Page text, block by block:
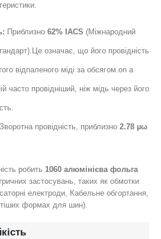
Приблизно 62% IACS (Міжнародний
означає, що його провідність
відпаленого міді за обсягом.on a
часто провідніший, ніж мідь через його
Зворотна провідність, приблизно 2.78 µω
робить 1060 алюмінієва фольга
застосувань, таких як обмотки
електроди, Кабельне обгортання,
формах для шин).